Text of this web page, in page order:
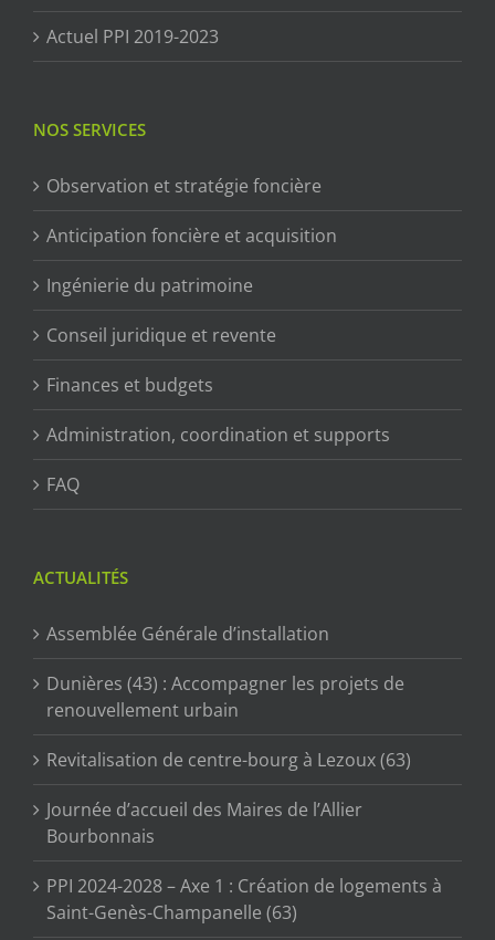
Actuel PPI 2019-2023
NOS SERVICES
Observation et stratégie foncière
Anticipation foncière et acquisition
Ingénierie du patrimoine
Conseil juridique et revente
Finances et budgets
Administration, coordination et supports
FAQ
ACTUALITÉS
Assemblée Générale d’installation
Dunières (43) : Accompagner les projets de
renouvellement urbain
Revitalisation de centre-bourg à Lezoux (63)
Journée d’accueil des Maires de l’Allier
Bourbonnais
PPI 2024-2028 – Axe 1 : Création de logements à
Saint-Genès-Champanelle (63)